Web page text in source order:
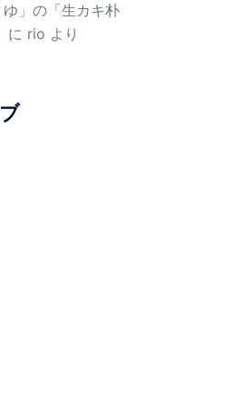
」の「生カキ朴
に rio より